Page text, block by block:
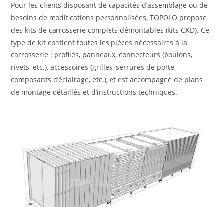
Pour les clients disposant de capacités d’assemblage ou de
besoins de modifications personnalisées, TOPOLO propose
des kits de carrosserie complets démontables (kits CKD). Ce
type de kit contient toutes les pièces nécessaires à la
carrosserie : profilés, panneaux, connecteurs (boulons,
rivets, etc.), accessoires (grilles, serrures de porte,
composants d’éclairage, etc.), et est accompagné de plans
de montage détaillés et d’instructions techniques.